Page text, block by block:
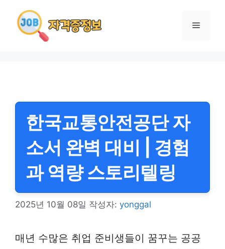
메
한국교통안전공단 자
소서 완벽 대비 | 경험
과 역량 스토리텔링
2025년 10월 08일 작성자: yonggal
매년 수많은 취업 준비생들이 꿈꾸는 공공